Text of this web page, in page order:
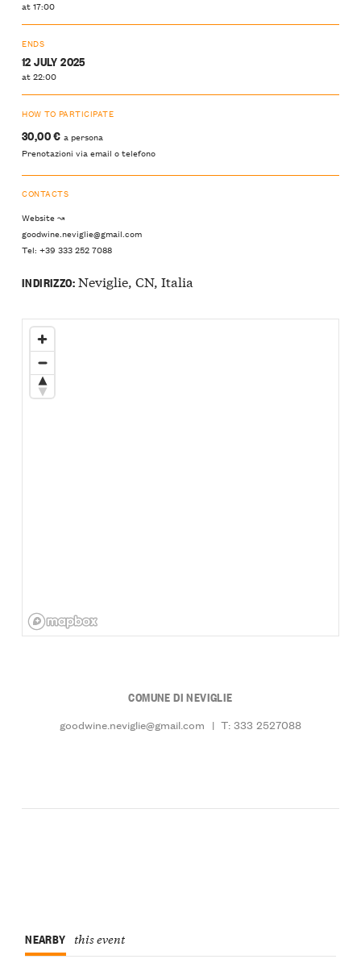
at 17:00
ENDS
12 JULY 2025
at 22:00
HOW TO PARTICIPATE
30,00 € a persona
Prenotazioni via email o telefono
CONTACTS
Website ↝
goodwine.neviglie@gmail.com
Tel: +39 333 252 7088
INDIRIZZO:Neviglie, CN, Italia
COMUNE DI NEVIGLIE
goodwine.neviglie@gmail.com | T: 333 2527088
NEARBY this event